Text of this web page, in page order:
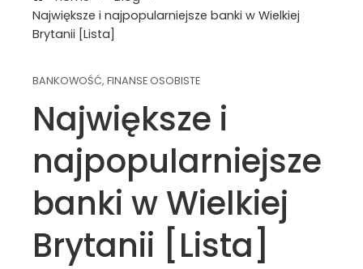
Największe i najpopularniejsze banki w Wielkiej
Brytanii [Lista]
BANKOWOŚĆ, FINANSE OSOBISTE
Największe i
najpopularniejsze
banki w Wielkiej
Brytanii [Lista]